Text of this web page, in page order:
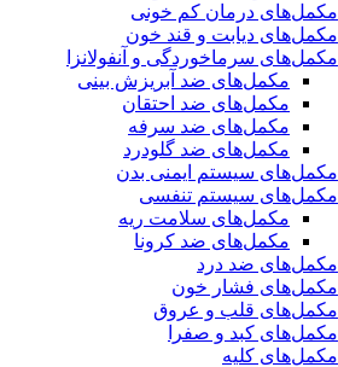
مکمل‌های درمان کم خونی
مکمل‌های دیابت و قند خون
مکمل‌های سرماخوردگی و آنفولانزا
مکمل‌های ضد آبریزش بینی
مکمل‌های ضد احتقان
مکمل‌های ضد سرفه
مکمل‌های ضد گلودرد
مکمل‌های سیستم ایمنی بدن
مکمل‌های سیستم تنفسی
مکمل‌های سلامت ریه
مکمل‌های ضد کرونا
مکمل‌های ضد درد
مکمل‌های فشار خون
مکمل‌های قلب و عروق
مکمل‌های کبد و صفرا
مکمل‌های کلیه